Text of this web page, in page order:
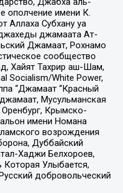
ополчение имени К.
Аллаха Субхану уа
джамаата Ат-
Джамаат, Рохнамо
сообщество
Хайят Тахрир аш-Шам,
Socialism/White Power,
“Джамаат “Красный
Мусульманская
Оренбург, Крымско-
имени Номана
возрождения
Дуббайский
Хаджи Белхороев,
Улыбается,
добровольческий